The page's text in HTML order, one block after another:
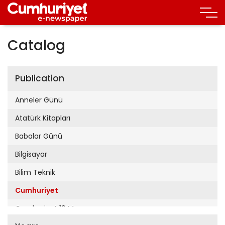
Catalog
Publication
Anneler Günü
Atatürk Kitapları
Babalar Günü
Bilgisayar
Bilim Teknik
Cumhuriyet
Cumhuriyet 19 Mayıs